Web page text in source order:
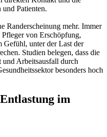
Patienten.
Randerscheinung mehr. Immer
von Erschöpfung,
Gefühl, unter der Last der
Studien belegen, dass die
Arbeitsausfall durch
besonders hoch
im